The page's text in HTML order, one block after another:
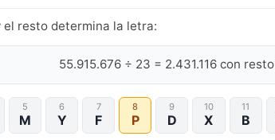
el resto determina la letra:
55.915.676 ÷ 23 = 2.431.116 con resto
5
M
6
Y
7
F
8
P
9
D
10
X
11
B